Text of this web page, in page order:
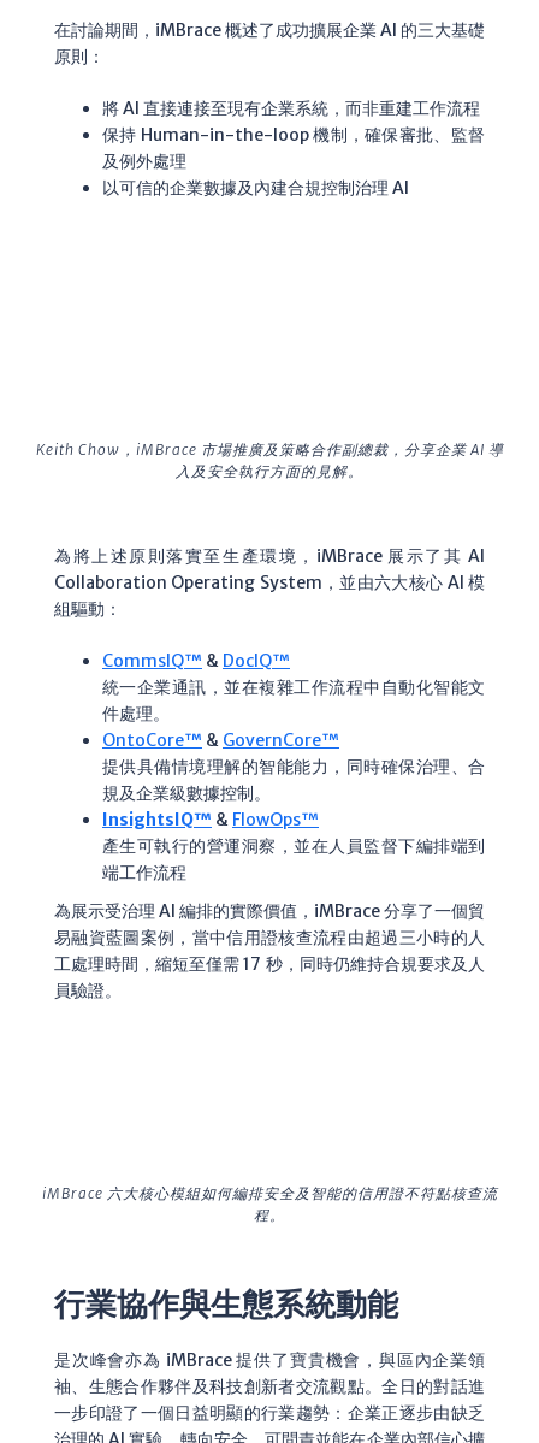
在討論期間，iMBrace 概述了成功擴展企業 AI 的三大基礎
原則：
將 AI 直接連接至現有企業系統，而非重建工作流程
保持 Human-in-the-loop 機制，確保審批、監督
及例外處理
以可信的企業數據及內建合規控制治理 AI
Keith Chow，iMBrace 市場推廣及策略合作副總裁，分享企業 AI 導
入及安全執行方面的見解。
為將上述原則落實至生產環境，iMBrace 展示了其 AI
Collaboration Operating System，並由六大核心 AI 模
組驅動：
CommsIQ™ & DocIQ™
統一企業通訊，並在複雜工作流程中自動化智能文
件處理。
OntoCore™ & GovernCore™
提供具備情境理解的智能能力，同時確保治理、合
規及企業級數據控制。
InsightsIQ™ & FlowOps™
產生可執行的營運洞察，並在人員監督下編排端到
端工作流程
為展示受治理 AI 編排的實際價值，iMBrace 分享了一個貿
易融資藍圖案例，當中信用證核查流程由超過三小時的人
工處理時間，縮短至僅需 17 秒，同時仍維持合規要求及人
員驗證。
iMBrace 六大核心模組如何編排安全及智能的信用證不符點核查流
程。
行業協作與生態系統動能
是次峰會亦為 iMBrace 提供了寶貴機會，與區內企業領
袖、生態合作夥伴及科技創新者交流觀點。全日的對話進
一步印證了一個日益明顯的行業趨勢：企業正逐步由缺乏